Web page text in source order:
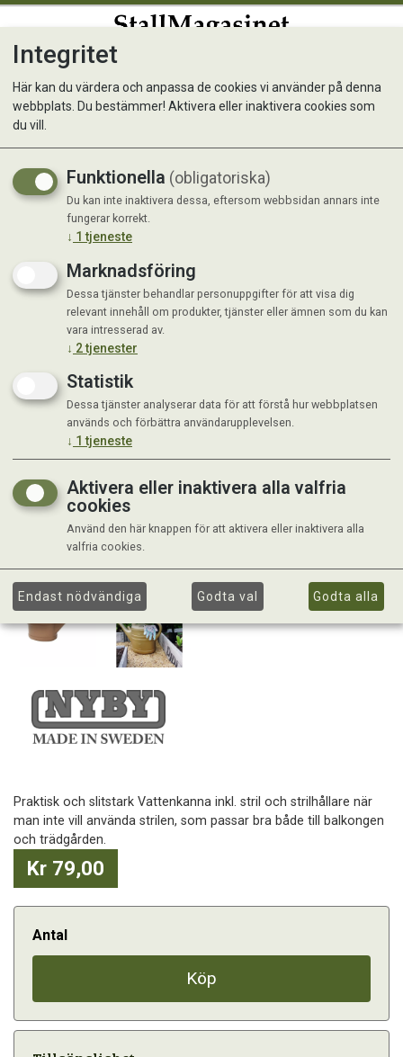
Vattenkanna Guld 10L
Praktisk och slitstark Vattenkanna inkl. stril och strilhållare när
man inte vill använda strilen, som passar bra både till balkongen
och trädgården.
Kr 79,00
Antal
Köp
Integritet
Här kan du värdera och anpassa de cookies vi använder på denna
webbplats. Du bestämmer! Aktivera eller inaktivera cookies som
du vill.
Funktionella (obligatoriska)
Du kan inte inaktivera dessa, eftersom webbsidan annars inte
fungerar korrekt.
↓ 1 tjeneste
Marknadsföring
Dessa tjänster behandlar personuppgifter för att visa dig
relevant innehåll om produkter, tjänster eller ämnen som du kan
vara intresserad av.
↓ 2tjenester
Statistik
Dessa tjänster analyserar data för att förstå hur webbplatsen
används och förbättra användarupplevelsen.
↓ 1 tjeneste
Aktivera eller inaktivera alla valfria
cookies
Använd den här knappen för att aktivera eller inaktivera alla
valfria cookies.
Endast nödvändiga Godta val Godta alla